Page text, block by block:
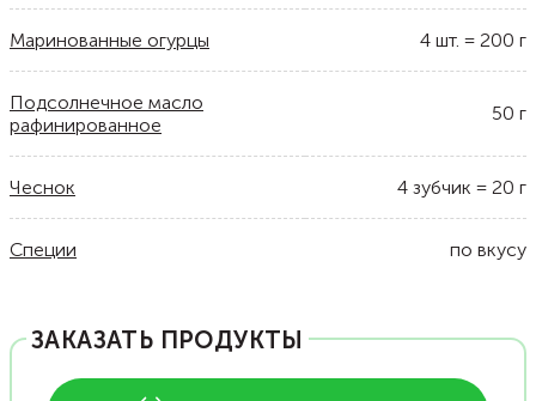
Маринованные огурцы 4 шт. = 200 г
Подсолнечное масло
рафинированное
50 г
Чеснок 4 зубчик = 20 г
Специи по вкусу
ЗАКАЗАТЬ ПРОДУКТЫ